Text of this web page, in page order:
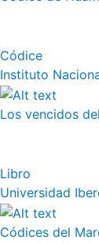
Códice
Instituto
Los vencidos
Libro
Universidad
Códices del